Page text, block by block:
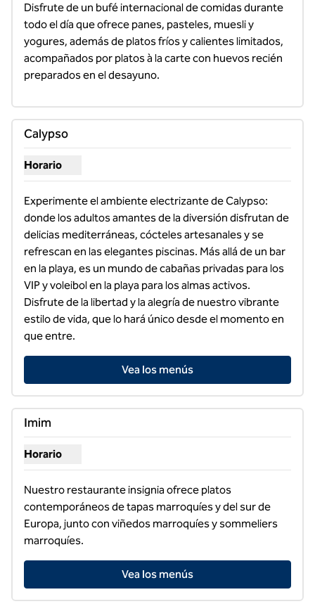
Disfrute de un bufé internacional de comidas durante
todo el día que ofrece panes, pasteles, muesli y
yogures, además de platos fríos y calientes limitados,
acompañados por platos à la carte con huevos recién
preparados en el desayuno.
1/6
1 de 6
imagen anterior
Calypso
Horario
Horarios de espectáculos para Calypso
Experimente el ambiente electrizante de Calypso:
donde los adultos amantes de la diversión disfrutan de
delicias mediterráneas, cócteles artesanales y se
refrescan en las elegantes piscinas. Más allá de un bar
en la playa, es un mundo de cabañas privadas para los
VIP y voleibol en la playa para los almas activos.
Disfrute de la libertad y la alegría de nuestro vibrante
estilo de vida, que lo hará único desde el momento en
que entre.
Vea los menús
1/5
1 de 5
imagen anterior
Imim
Horario
Mostrar horarios para Imim
Nuestro restaurante insignia ofrece platos
contemporáneos de tapas marroquíes y del sur de
Europa, junto con viñedos marroquíes y sommeliers
marroquíes.
Vea los menús
1/4